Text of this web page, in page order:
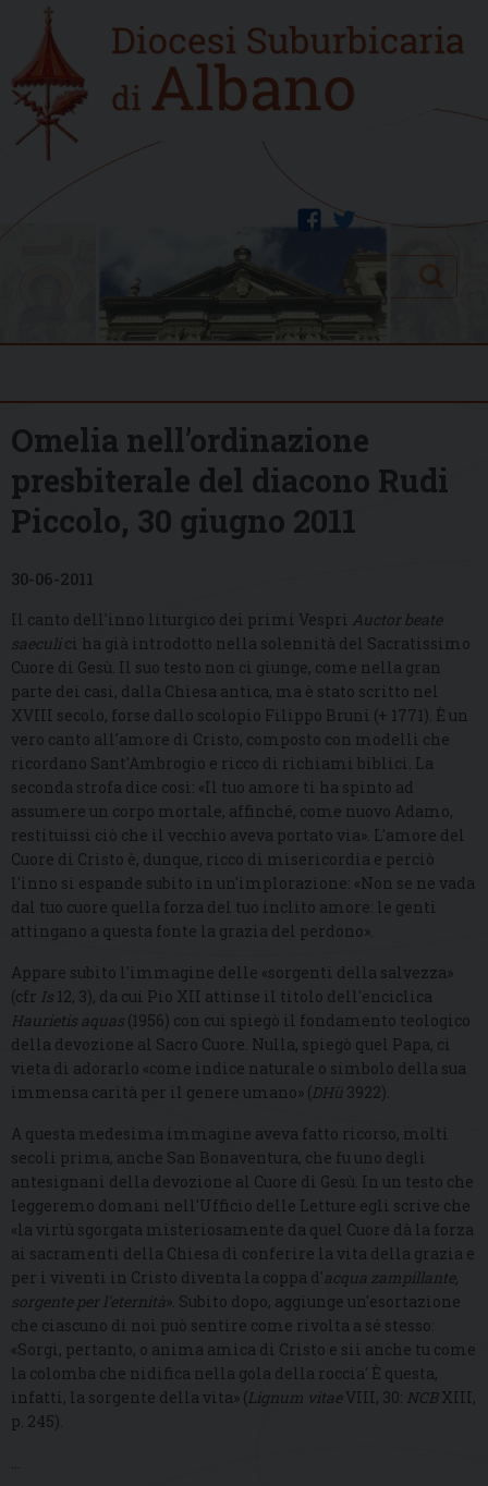
content
Home
new
twitter
facebook
Search
Omelia nell’ordinazione
presbiterale del diacono Rudi
Piccolo, 30 giugno 2011
30-06-2011
Il canto dell'inno liturgico dei primi Vespri Auctor beate
saeculi ci ha già introdotto nella solennità del Sacratissimo
Cuore di Gesù. Il suo testo non ci giunge, come nella gran
parte dei casi, dalla Chiesa antica, ma è stato scritto nel
XVIII secolo, forse dallo scolopio Filippo Bruni (+ 1771). È un
vero canto all'amore di Cristo, composto con modelli che
ricordano Sant'Ambrogio e ricco di richiami biblici. La
seconda strofa dice così: «Il tuo amore ti ha spinto ad
assumere un corpo mortale, affinché, come nuovo Adamo,
restituissi ciò che il vecchio aveva portato via». L'amore del
Cuore di Cristo è, dunque, ricco di misericordia e perciò
l'inno si espande subito in un'implorazione: «Non se ne vada
dal tuo cuore quella forza del tuo inclito amore: le genti
attingano a questa fonte la grazia del perdono».
Appare subito l'immagine delle «sorgenti della salvezza»
(cfr Is 12, 3), da cui Pio XII attinse il titolo dell'enciclica
Haurietis aquas (1956) con cui spiegò il fondamento teologico
della devozione al Sacro Cuore. Nulla, spiegò quel Papa, ci
vieta di adorarlo «come indice naturale o simbolo della sua
immensa carità per il genere umano» (DHü 3922).
A questa medesima immagine aveva fatto ricorso, molti
secoli prima, anche San Bonaventura, che fu uno degli
antesignani della devozione al Cuore di Gesù. In un testo che
leggeremo domani nell'Ufficio delle Letture egli scrive che
«la virtù sgorgata misteriosamente da quel Cuore dà la forza
ai sacramenti della Chiesa di conferire la vita della grazia e
per i viventi in Cristo diventa la coppa d'acqua zampillante,
sorgente per l'eternità». Subito dopo, aggiunge un'esortazione
che ciascuno di noi può sentire come rivolta a sé stesso:
«Sorgi, pertanto, o anima amica di Cristo e sii anche tu come
la colomba che nidifica nella gola della roccia' È questa,
infatti, la sorgente della vita» (Lignum vitaeVIII, 30: NCBXIII,
p. 245).
...